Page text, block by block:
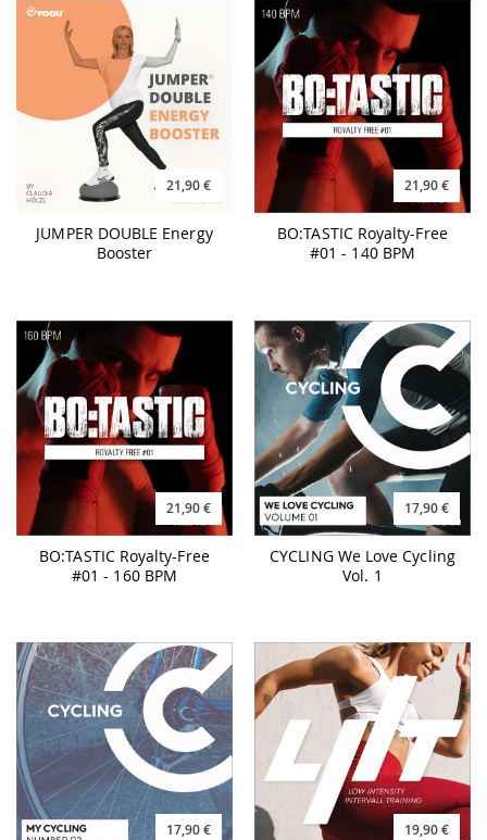
21,90 €
JUMPER DOUBLE Energy
Booster
21,90 €
BO:TASTIC Royalty-Free
#01 - 140 BPM
21,90 €
BO:TASTIC Royalty-Free
#01 - 160 BPM
17,90 €
CYCLING We Love Cycling
Vol. 1
17,90 € 19,90 €